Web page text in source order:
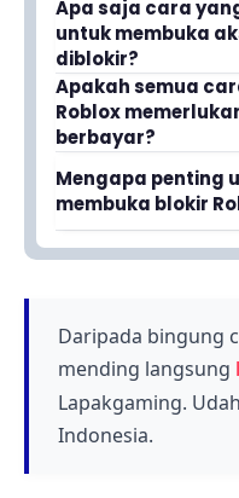
Apa saja cara
untuk membuka
diblokir?
Terdapat berbagai
Roblox, mulai dari
mengubah
dirancang untuk
mengakses
membatasi koneksi.
Apakah semua
Roblox
berbayar?
Tidak, semua cara
dapat dilakukan
metode yang
Mengapa penting
membuka blokir
Penting untuk
mencegah
menggunakan
mengetahui
bermain kapan saja.
Daripada bingung
mending langsung
Lapakgaming.
Indonesia.